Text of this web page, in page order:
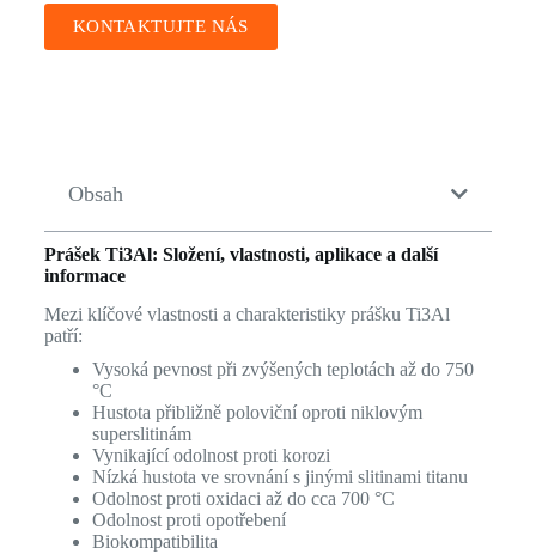
KONTAKTUJTE NÁS
Obsah
Prášek Ti3Al: Složení, vlastnosti, aplikace a další
informace
Mezi klíčové vlastnosti a charakteristiky prášku Ti3Al
patří:
Vysoká pevnost při zvýšených teplotách až do 750
°C
Hustota přibližně poloviční oproti niklovým
superslitinám
Vynikající odolnost proti korozi
Nízká hustota ve srovnání s jinými slitinami titanu
Odolnost proti oxidaci až do cca 700 °C
Odolnost proti opotřebení
Biokompatibilita